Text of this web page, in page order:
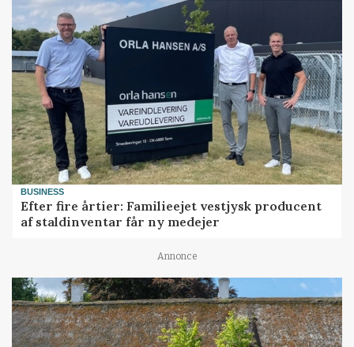
BUSINESS
Efter fire årtier: Familieejet vestjysk producent
af staldinventar får ny medejer
Annonce